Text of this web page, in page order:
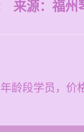
来源： 福州
龄段学员，价